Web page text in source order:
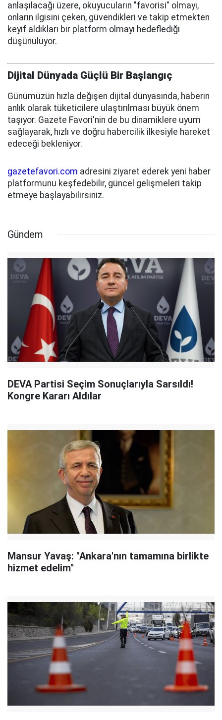
anlaşılacağı üzere, okuyucuların "favorisi" olmayı,
onların ilgisini çeken, güvendikleri ve takip etmekten
keyif aldıkları bir platform olmayı hedeflediği
düşünülüyor.
Dijital Dünyada Güçlü Bir Başlangıç
Günümüzün hızla değişen dijital dünyasında, haberin
anlık olarak tüketicilere ulaştırılması büyük önem
taşıyor. Gazete Favori'nin de bu dinamiklere uyum
sağlayarak, hızlı ve doğru habercilik ilkesiyle hareket
edeceği bekleniyor.
gazetefavori.com adresini ziyaret ederek yeni haber
platformunu keşfedebilir, güncel gelişmeleri takip
etmeye başlayabilirsiniz.
Gündem
DEVA Partisi Seçim Sonuçlarıyla Sarsıldı!
Kongre Kararı Aldılar
Mansur Yavaş: "Ankara'nın tamamına birlikte
hizmet edelim"